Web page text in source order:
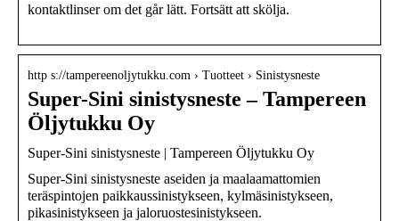
kontaktlinser om det går lätt. Fortsätt att skölja.
http s://tampereenoljytukku.com › Tuotteet › Sinistysneste
Super-Sini sinistysneste – Tampereen
Öljytukku Oy
Super-Sini sinistysneste | Tampereen Öljytukku Oy
Super-Sini sinistysneste aseiden ja maalaamattomien
teräspintojen paikkaussinistykseen, kylmäsinistykseen,
pikasinistykseen ja jaloruostesinistykseen.